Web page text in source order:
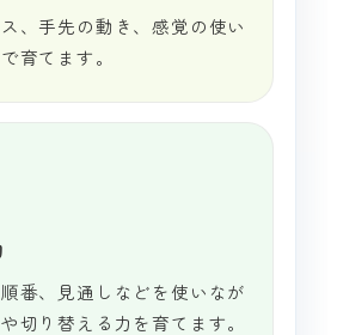
、手先の動き、感覚の使い
育てます。
番、見通しなどを使いなが
切り替える力を育てます。